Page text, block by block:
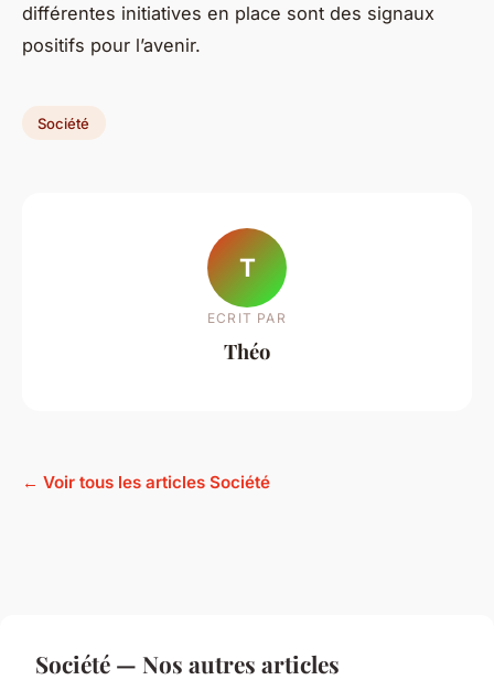
différentes initiatives en place sont des signaux
positifs pour l’avenir.
Société
T
ECRIT PAR
Théo
← Voir tous les articles Société
Société — Nos autres articles